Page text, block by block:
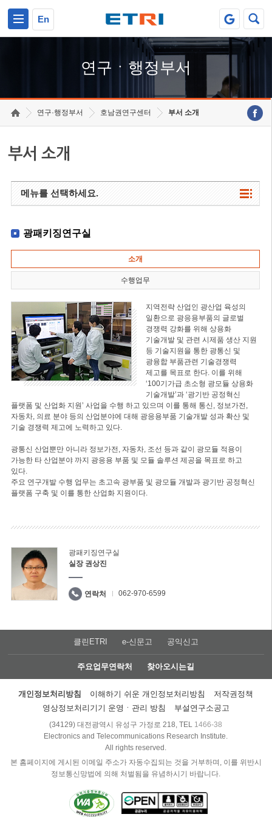
En
연구ㆍ행정부서
연구·행정부서 호남권연구센터 부서 소개
부서 소개
메뉴를 선택하세요.
광패키징연구실
소개
수행업무
지역전략 산업인 광산업 육성의
일환으로 광응용부품의 글로벌
경쟁력 강화를 위해 상용화
기술개발 및 관련 시제품 생산 지원
등 기술지원을 통한 광통신 및
광융합 부품관련 기술경쟁력
제고를 목표로 한다. 이를 위해
‘100기가급 초소형 광모듈 상용화
기술개발’과 ‘광기반 공정혁신
플랫폼 및 산업화 지원’ 사업을 수행 하고 있으며 이를 통해 통신, 정보가전,
자동차, 의료 분야 등의 산업분야에 대해 광응용부품 기술개발 성과 확산 및
기술 경쟁력 제고에 노력하고 있다.
광통신 산업뿐만 아니라 정보가전, 자동차, 조선 등과 같이 광모듈 적용이
가능한 타 산업분야 까지 광응용 부품 및 모듈 솔루션 제공을 목표로 하고
있다.
주요 연구개발 수행 업무는 초고속 광부품 및 광모듈 개발과 광기반 공정혁신
플랫폼 구축 및 이를 통한 산업화 지원이다.
광패키징연구실
실장 권상진
연락처 062-970-6599
클린ETRI e-신문고 공익신고
주요업무연락처 찾아오시는길
개인정보처리방침 이해하기 쉬운 개인정보처리방침
저작권정책
영상정보처리기기 운영ㆍ관리 방침
부설연구소공고
(34129) 대전광역시 유성구 가정로 218, TEL 1466-38
Electronics and Telecommunications Research Institute.
All rights reserved.
본 홈페이지에 게시된 이메일 주소가 자동수집되는 것을 거부하며, 이를 위반시
정보통신망법에 의해 처벌됨을 유념하시기 바랍니다.